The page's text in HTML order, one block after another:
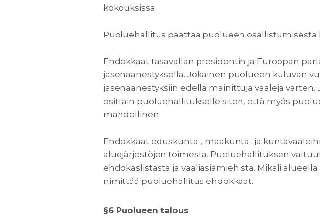
kokouksissa.
Puoluehallitus päättää puolueen osallistumisesta
Ehdokkaat tasavallan presidentin ja Euroopan
jäsenäänestyksellä. Jokainen puolueen kuluvan
jäsenäänestyksiin edellä mainittuja vaaleja
osittain puoluehallitukselle siten, että myös
mahdollinen.
Ehdokkaat eduskunta-, maakunta- ja
aluejärjestöjen toimesta. Puoluehallituksen
ehdokaslistasta ja vaaliasiamiehistä. Mikäli
nimittää puoluehallitus ehdokkaat.
§6 Puolueen talous